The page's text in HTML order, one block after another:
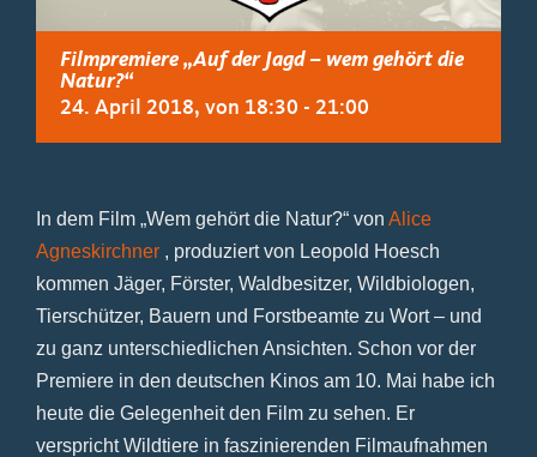
Filmpremiere „Auf der Jagd – wem gehört die
Natur?“
24. April 2018, von 18:30 - 21:00
In dem Film „Wem gehört die Natur?“ von Alice
Agneskirchner , produziert von Leopold Hoesch
kommen Jäger, Förster, Waldbesitzer, Wildbiologen,
Tierschützer, Bauern und Forstbeamte zu Wort – und
zu ganz unterschiedlichen Ansichten. Schon vor der
Premiere in den deutschen Kinos am 10. Mai habe ich
heute die Gelegenheit den Film zu sehen. Er
verspricht Wildtiere in faszinierenden Filmaufnahmen